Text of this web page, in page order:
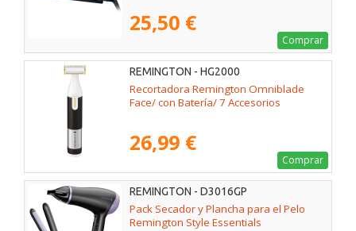
25,50 €
Comprar
REMINGTON - HG2000
Recortadora Remington Omniblade
Face/ con Batería/ 7 Accesorios
26,99 €
Comprar
REMINGTON - D3016GP
Pack Secador y Plancha para el Pelo
Remington Style Essentials